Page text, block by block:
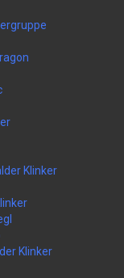
Klinker
Klinker